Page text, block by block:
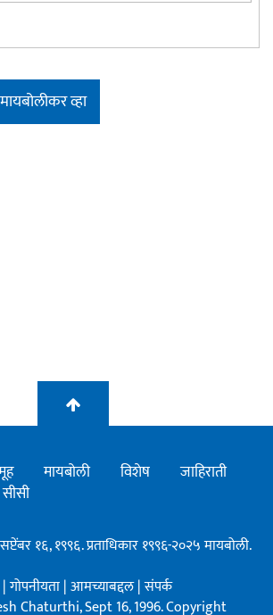
मायबोली विशेष
जाहिराती
सीसी
१६, १९९६. प्रताधिकार १९९६-२०२५ मायबोली.
|गोपनीयता|आमच्याबद्दल|संपर्क
Chaturthi, Sept 16, 1996. Copyright